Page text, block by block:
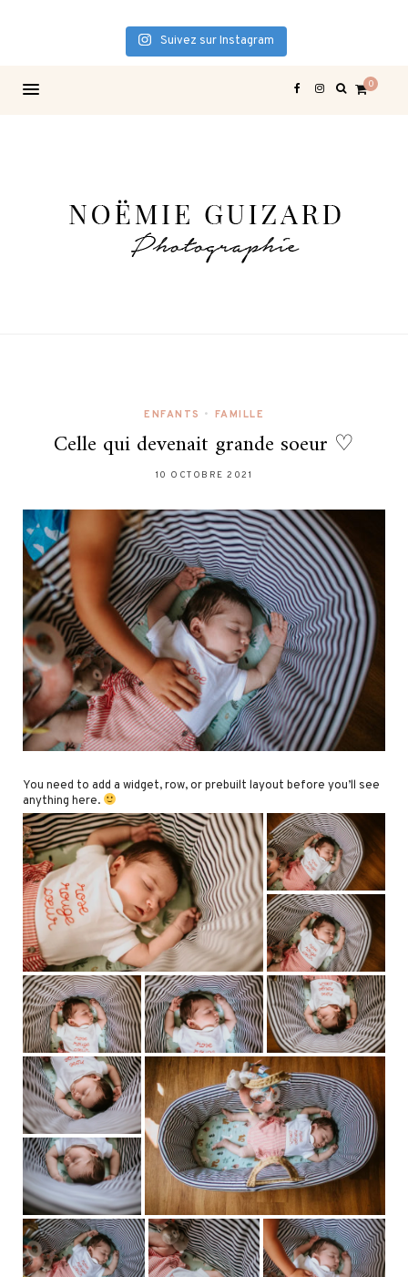
Suivez sur Instagram
0
ENFANTS • FAMILLE
Celle qui devenait grande soeur ♡
10 OCTOBRE 2021
You need to add a widget, row, or prebuilt layout before you’ll see
anything here.